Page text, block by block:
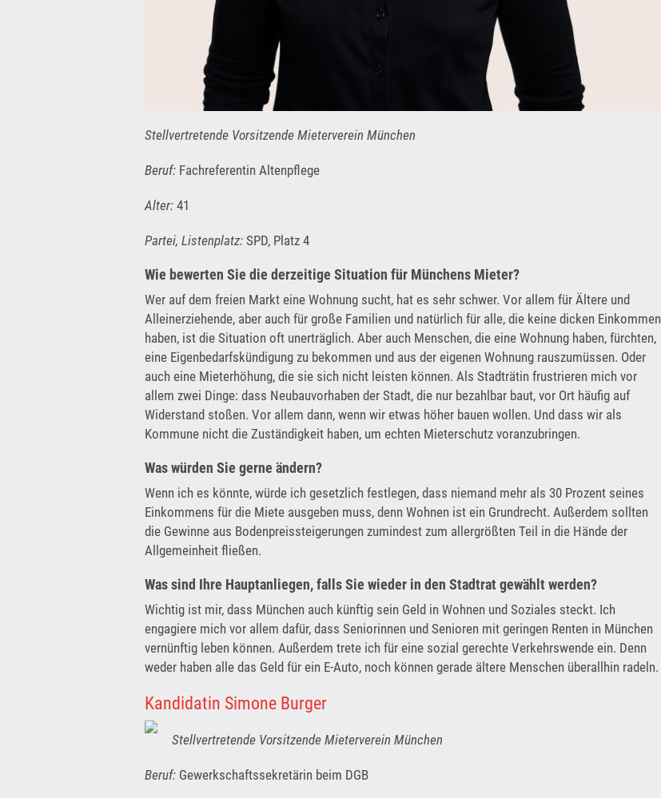
Stellvertretende Vorsitzende Mieterverein München
Beruf: Fachreferentin Altenpflege
Alter: 41
Partei, Listenplatz: SPD, Platz 4
Wie bewerten Sie die derzeitige Situation für Münchens Mieter?
Wer auf dem freien Markt eine Wohnung sucht, hat es sehr schwer. Vor allem für Ältere und
Alleinerziehende, aber auch für große Familien und natürlich für alle, die keine dicken Einkommen
haben, ist die Situation oft unerträglich. Aber auch Menschen, die eine Wohnung haben, fürchten,
eine Eigenbedarfskündigung zu bekommen und aus der eigenen Wohnung rauszumüssen. Oder
auch eine Mieterhöhung, die sie sich nicht leisten können. Als Stadträtin frustrieren mich vor
allem zwei Dinge: dass Neubauvorhaben der Stadt, die nur bezahlbar baut, vor Ort häufig auf
Widerstand stoßen. Vor allem dann, wenn wir etwas höher bauen wollen. Und dass wir als
Kommune nicht die Zuständigkeit haben, um echten Mieterschutz voranzubringen.
Was würden Sie gerne ändern?
Wenn ich es könnte, würde ich gesetzlich festlegen, dass niemand mehr als 30 Prozent seines
Einkommens für die Miete ausgeben muss, denn Wohnen ist ein Grundrecht. Außerdem sollten
die Gewinne aus Bodenpreissteigerungen zumindest zum allergrößten Teil in die Hände der
Allgemeinheit fließen.
Was sind Ihre Hauptanliegen, falls Sie wieder in den Stadtrat gewählt werden?
Wichtig ist mir, dass München auch künftig sein Geld in Wohnen und Soziales steckt. Ich
engagiere mich vor allem dafür, dass Seniorinnen und Senioren mit geringen Renten in München
vernünftig leben können. Außerdem trete ich für eine sozial gerechte Verkehrswende ein. Denn
weder haben alle das Geld für ein E-Auto, noch können gerade ältere Menschen überallhin radeln.
Kandidatin Simone Burger
Stellvertretende Vorsitzende Mieterverein München
Beruf: Gewerkschaftssekretärin beim DGB